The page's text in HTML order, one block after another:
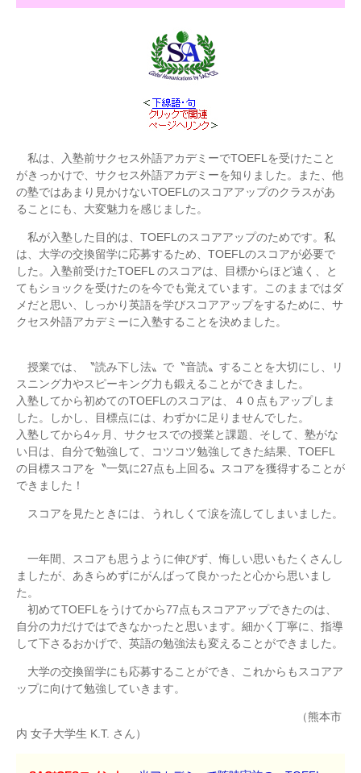
私は、入塾前サクセス外語アカデミーでTOEFLを受けたこと
がきっかけで、サクセス外語アカデミーを知りました。また、他
の塾ではあまり見かけないTOEFLのスコアアップのクラスがあ
ることにも、大変魅力を感じました。
私が入塾した目的は、TOEFLのスコアアップのためです。私
は、大学の交換留学に応募するため、TOEFLのスコアが必要で
した。入塾前受けたTOEFL のスコアは、目標からほど遠く、と
てもショックを受けたのを今でも覚えています。このままではダ
メだと思い、しっかり英語を学びスコアアップをするために、サ
クセス外語アカデミーに入塾することを決めました。
授業では、〝読み下し法〟で〝音読〟することを大切にし、リ
スニング力やスピーキング力も鍛えることができました。
入塾してから初めてのTOEFLのスコアは、４０点もアップしま
した。しかし、目標点には、わずかに足りませんでした。
入塾してから4ヶ月、サクセスでの授業と課題、そして、塾がな
い日は、自分で勉強して、コツコツ勉強してきた結果、TOEFL
の目標スコアを〝一気に27点も上回る〟スコアを獲得することが
できました！
スコアを見たときには、うれしくて涙を流してしまいました。
一年間、スコアも思うように伸びず、悔しい思いもたくさんし
ましたが、あきらめずにがんばって良かったと心から思いまし
た。
初めてTOEFLをうけてから77点もスコアアップできたのは、
自分の力だけではできなかったと思います。細かく丁寧に、指導
して下さるおかげで、英語の勉強法も変えることができました。
大学の交換留学にも応募することができ、これからもスコアア
ップに向けて勉強していきます。
（熊本市
内 女子大学生 K.T. さん）